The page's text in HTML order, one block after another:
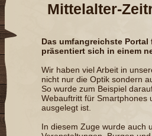
Mittelalter-
Das umfangreichste
präsentiert sich in einem
Wir haben viel Arbeit in
nicht nur die Optik sondern
So wurde zum Beispiel
Webauftritt für Smartphones
ausgelegt ist.
In diesem Zuge wurde auch